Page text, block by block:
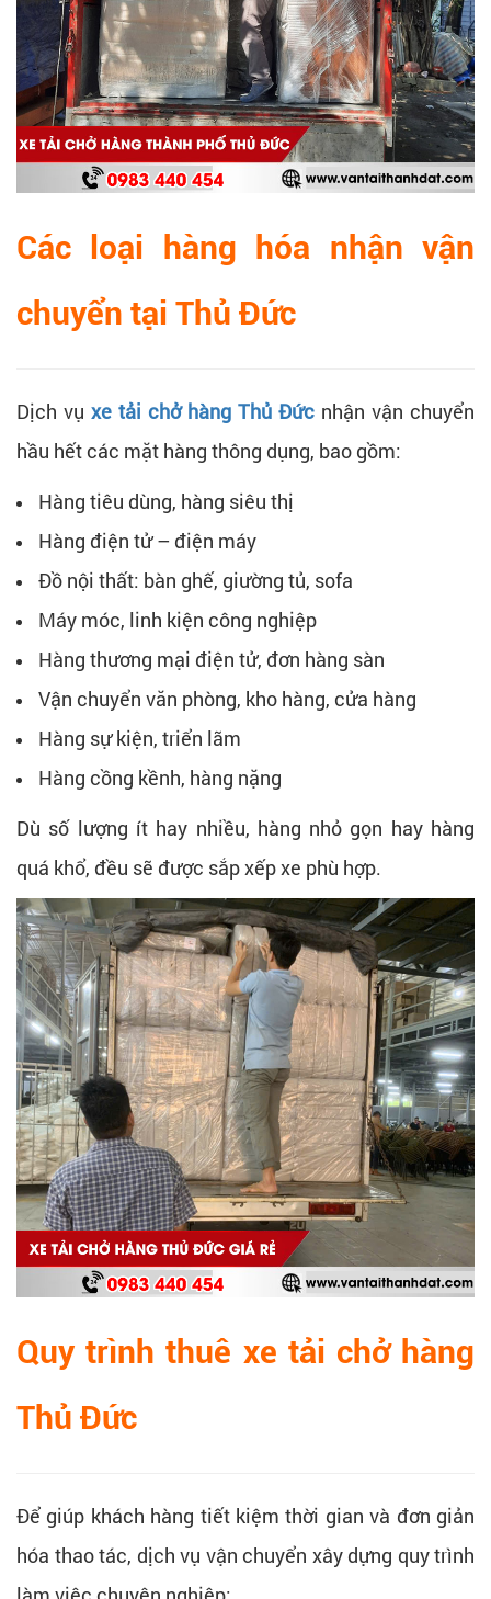
Các loại hàng hóa nhận vận
chuyển tại Thủ Đức
Dịch vụ xe tải chở hàng Thủ Đức nhận vận chuyển
hầu hết các mặt hàng thông dụng, bao gồm:
Hàng tiêu dùng, hàng siêu thị
Hàng điện tử – điện máy
Đồ nội thất: bàn ghế, giường tủ, sofa
Máy móc, linh kiện công nghiệp
Hàng thương mại điện tử, đơn hàng sàn
Vận chuyển văn phòng, kho hàng, cửa hàng
Hàng sự kiện, triển lãm
Hàng cồng kềnh, hàng nặng
Dù số lượng ít hay nhiều, hàng nhỏ gọn hay hàng
quá khổ, đều sẽ được sắp xếp xe phù hợp.
Quy trình thuê xe tải chở hàng
Thủ Đức
Để giúp khách hàng tiết kiệm thời gian và đơn giản
hóa thao tác, dịch vụ vận chuyển xây dựng quy trình